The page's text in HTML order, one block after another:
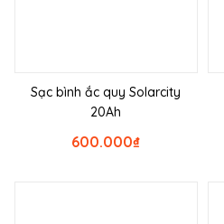
Sạc bình ắc quy Solarcity
20Ah
₫
600.000